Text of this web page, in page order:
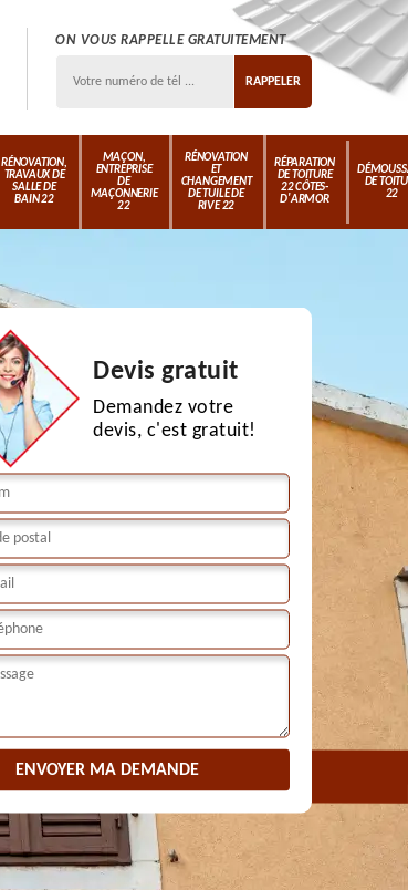
ON VOUS RAPPELLE GRATUITEMENT
RÉNOVATION,
TRAVAUX DE
SALLE DE
BAIN 22
MAÇON,
ENTREPRISE
DE
MAÇONNERIE
22
RÉNOVATION
ET
CHANGEMENT
DE TUILE DE
RIVE 22
RÉPARATION
DE TOITURE
22 CÔTES-
D'ARMOR
DE
22
Devis gratuit
Demandez votre
devis, c'est gratuit!